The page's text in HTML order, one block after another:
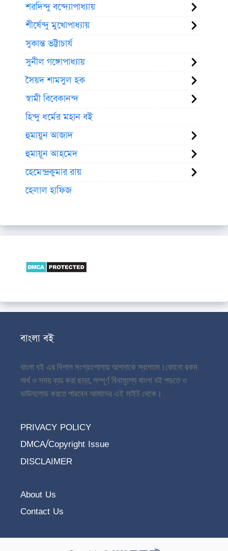
শরদিন্দু বন্দ্যোপাধ্যায়
শীর্ষেন্দু মুখোপাধ্যায়
সুকান্ত ভট্টাচার্য
সুনীল গঙ্গোপাধ্যায়
সৈয়দ শামসুল হক
স্বামী বিবেকানন্দ
হিন্দু ধর্মের মহান বই
হুমায়ুন আজাদ
হুমায়ূন আহমেদ
হেমেন্দ্রকুমার রায়
হেলাল হাফিজ
বাংলা বই
বাংলা বই এর বিশাল সংগ্রহশালায় আপনাকে স্বাগতম।কোনো রকম
অর্থ ও সময় ব্যয় করা ছাড়া, সম্পূর্ণ বিনামূল্যে বাংলা বই পড়তে ও
ডাউনলোড করতে পারবেন আমাদের এই সাইট থেকে।
PRIVACY POLICY
DMCA/Copyright Issue
DISCLAIMER
About Us
Contact Us